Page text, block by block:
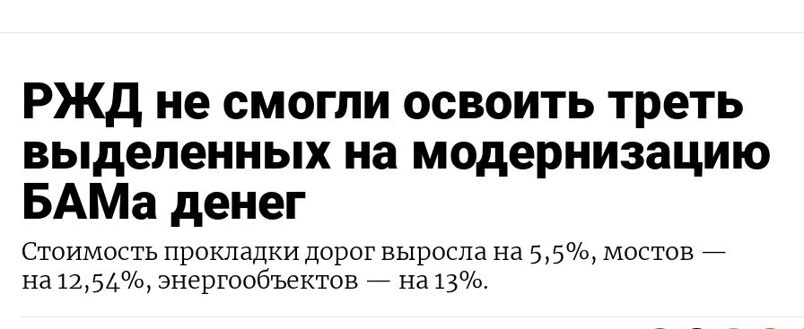
РЖД не смогли освоить треть
выделенных на модернизацию
БАМа денег
Стоимость прокладки дорог выросла на 5,5%, мостов —
на 12,54%, энергообъектов — на 13%.